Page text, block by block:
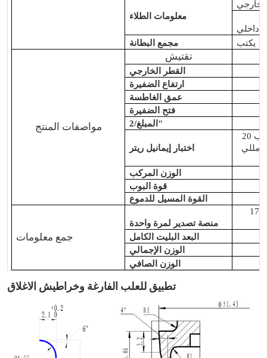
معلومات الطلاء
خارجي
داخلي
مجمع البطانة
يكتب
مواصفات المنتج
تقتيش
القطر الخارجي
ارتفاع الضفيرة
عمق الغاطسة
فتح الضفيرة
المبلغ/2"
اختبار إيمانيل ريتر
الأعلى<75 مللي أمبير، متوسط<مشروب 20
الأعلى<25 مللي أمبير، متوسط<8 مللي
الوزن المركب
قوة البوب
القوة المسيل للدموع
جمع معلومات
منصة تصدير لمرة واحدة
17 (صفوف) xl 8 (طبقات) x570 (قطعة/حقيبة) =
البعد البليت الكامل
الوزن الإجمالي
الوزن الصافي
تطبيق للعلب الفارغة وخراطيش الاغلاق